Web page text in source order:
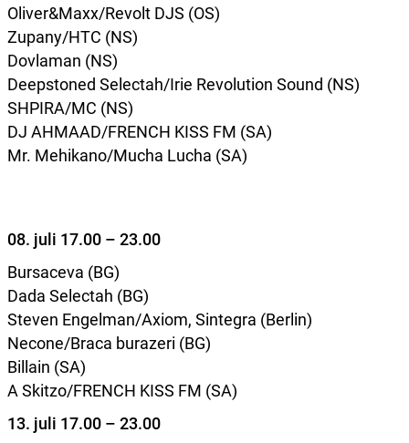
Oliver&Maxx/Revolt DJS (OS)
Zupany/HTC (NS)
Dovlaman (NS)
Deepstoned Selectah/Irie Revolution Sound (NS)
SHPIRA/MC (NS)
DJ AHMAAD/FRENCH KISS FM (SA)
Mr. Mehikano/Mucha Lucha (SA)
08. juli 17.00 – 23.00
Bursaceva (BG)
Dada Selectah (BG)
Steven Engelman/Axiom, Sintegra (Berlin)
Necone/Braca burazeri (BG)
Billain (SA)
A Skitzo/FRENCH KISS FM (SA)
13. juli 17.00 – 23.00